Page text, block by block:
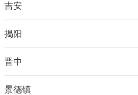
吉安
揭阳
晋中
景德镇